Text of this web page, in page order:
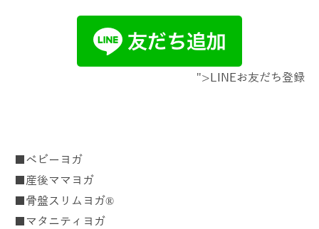
">LINEお友だち登録
■ベビーヨガ
■産後ママヨガ
■骨盤スリムヨガ®
■マタニティヨガ